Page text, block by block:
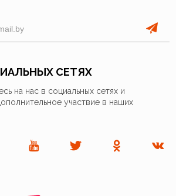
СЕТЯХ
на нас в социальных сетях и
участвие в наших